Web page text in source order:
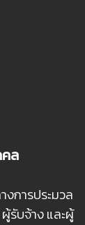
ล
การประมวล
รับจ้าง และผู้